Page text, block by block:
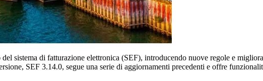
sistema di fatturazione elettronica (SEF), introducendo nuove regole e
SEF 3.14.0, segue una serie di aggiornamenti precedenti e offre